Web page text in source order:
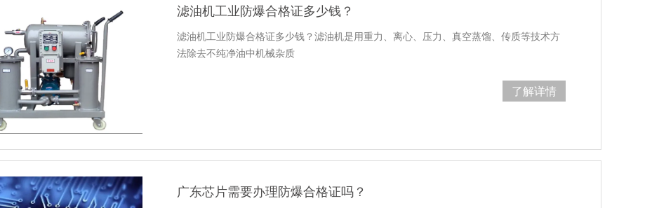
滤油机工业防爆合格证多少钱？
滤油机工业防爆合格证多少钱？滤油机是用重力、离心、压力、真空蒸馏、传质等技术方
法除去不纯净油中机械杂质
了解详情
广东芯片需要办理防爆合格证吗？